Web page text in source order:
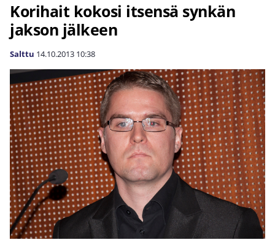
Korihait kokosi itsensä synkän
jakson jälkeen
Salttu 14.10.2013 10:38